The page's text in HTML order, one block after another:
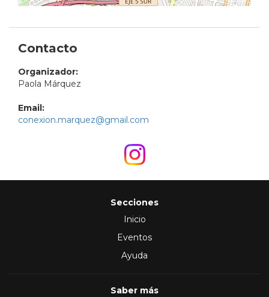
Contacto
Organizador:
Paola Márquez
Email:
conexion.marquez@gmail.com
Secciones
Inicio
Eventos
Ayuda
Saber más